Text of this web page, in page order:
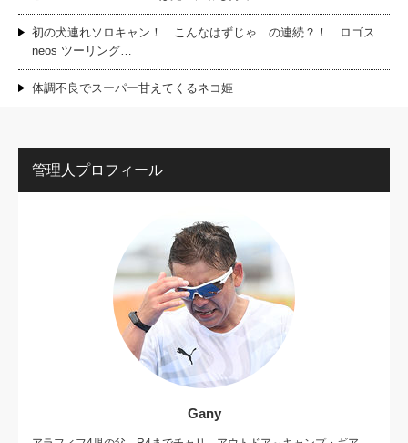
初の犬連れソロキャン！ こんなはずじゃ…の連続？！ ロゴス
neos ツーリング…
体調不良でスーパー甘えてくるネコ姫
管理人プロフィール
Gany